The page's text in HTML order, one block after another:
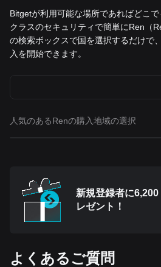
Bitgetが利用可能な場所であればどこ
クラスのセキュリティで簡単にRen（
の検索ボックスで国を選択するだけで
入を開始できます。
人気のあるRenの購入地域の選択
新規登録者に
レゼント！
よくあるご質問